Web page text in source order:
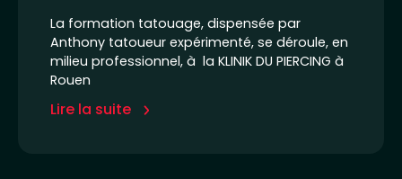
La formation tatouage, dispensée par
Anthony tatoueur expérimenté, se déroule, en
milieu professionnel, à la KLINIK DU PIERCING à
Rouen
Lire la suite